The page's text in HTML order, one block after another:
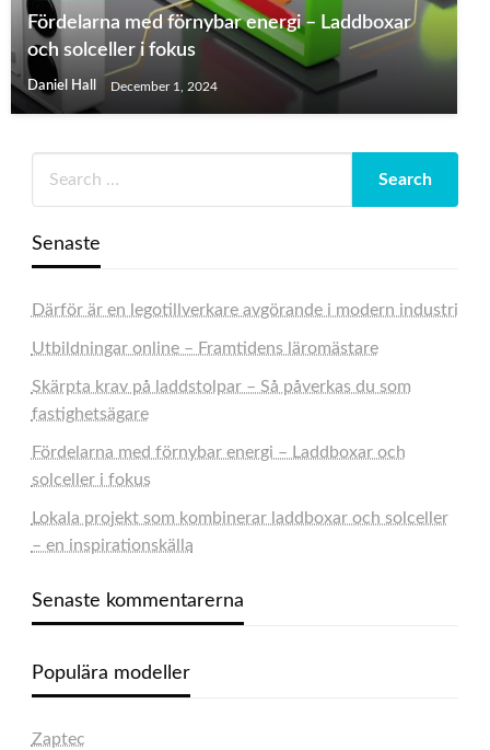
Fördelarna med förnybar energi – Laddboxar
och solceller i fokus
Daniel Hall December 1, 2024
Senaste
Därför är en legotillverkare avgörande i modern industri
Utbildningar online – Framtidens läromästare
Skärpta krav på laddstolpar – Så påverkas du som
fastighetsägare
Fördelarna med förnybar energi – Laddboxar och
solceller i fokus
Lokala projekt som kombinerar laddboxar och solceller
– en inspirationskälla
Senaste kommentarerna
Populära modeller
Zaptec